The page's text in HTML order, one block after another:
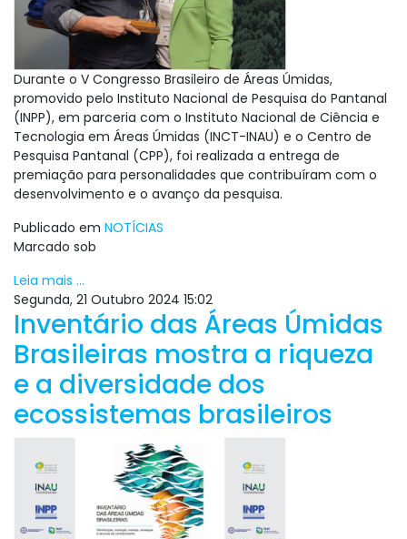
Durante o V Congresso Brasileiro de Áreas Úmidas,
promovido pelo Instituto Nacional de Pesquisa do Pantanal
(INPP), em parceria com o Instituto Nacional de Ciência e
Tecnologia em Áreas Úmidas (INCT-INAU) e o Centro de
Pesquisa Pantanal (CPP), foi realizada a entrega de
premiação para personalidades que contribuíram com o
desenvolvimento e o avanço da pesquisa.
Publicado em NOTÍCIAS
Marcado sob
Leia mais ...
Segunda, 21 Outubro 2024 15:02
Inventário das Áreas Úmidas
Brasileiras mostra a riqueza
e a diversidade dos
ecossistemas brasileiros